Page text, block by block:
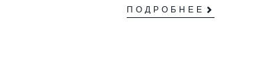
ПОДРОБНЕЕ